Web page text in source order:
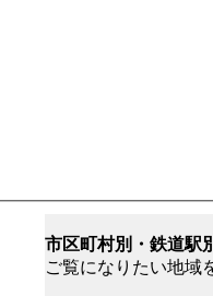
市区町村別・鉄道駅
ご覧になりたい地域